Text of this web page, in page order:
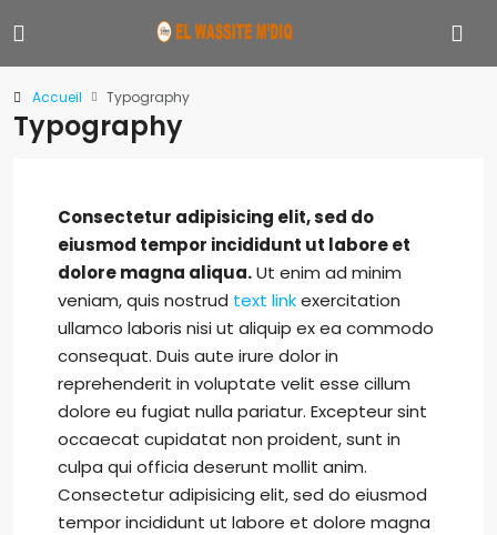
Accueil Typography
Typography
Consectetur adipisicing elit, sed do
eiusmod tempor incididunt ut labore et
dolore magna aliqua.Ut enim ad minim
veniam, quis nostrud text linkexercitation
ullamco laboris nisi ut aliquip ex ea commodo
consequat. Duis aute irure dolor in
reprehenderit in voluptate velit esse cillum
dolore eu fugiat nulla pariatur. Excepteur sint
occaecat cupidatat non proident, sunt in
culpa qui officia deserunt mollit anim.
Consectetur adipisicing elit, sed do eiusmod
tempor incididunt ut labore et dolore magna